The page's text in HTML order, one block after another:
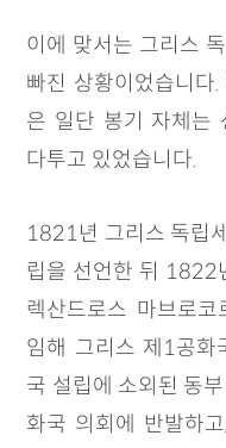
이에 맞서는 그리스
빠진 상황이었습니다
은 일단 봉기 자체는
다투고 있었습니다.
1821년 그리스 독립
립을 선언한 뒤 1822
렉산드로스 마브로
임해 그리스 제1공화
국 설립에 소외된 동
화국 의회에 반발하